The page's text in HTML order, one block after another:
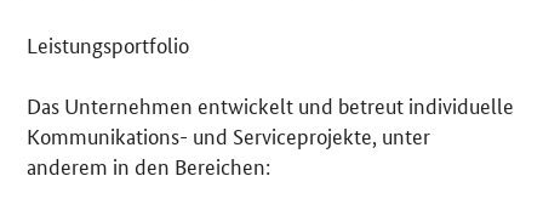
Leistungsportfolio
Das Unternehmen entwickelt und betreut individuelle
Kommunikations- und Serviceprojekte, unter
anderem in den Bereichen: